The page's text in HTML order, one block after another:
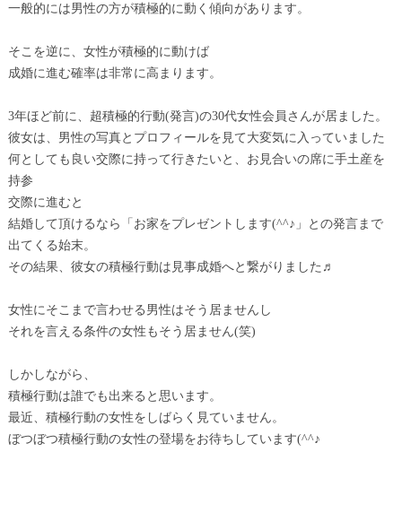
一般的には男性の方が積極的に動く傾向があります。
そこを逆に、女性が積極的に動けば
成婚に進む確率は非常に高まります。
3年ほど前に、超積極的行動(発言)の30代女性会員さんが居ました。
彼女は、男性の写真とプロフィールを見て大変気に入っていました
何としても良い交際に持って行きたいと、お見合いの席に手土産を
持参
交際に進むと
結婚して頂けるなら「お家をプレゼントします(^^♪」との発言まで
出てくる始末。
その結果、彼女の積極行動は見事成婚へと繋がりました♬
女性にそこまで言わせる男性はそう居ませんし
それを言える条件の女性もそう居ません(笑)
しかしながら、
積極行動は誰でも出来ると思います。
最近、積極行動の女性をしばらく見ていません。
ぼつぼつ積極行動の女性の登場をお待ちしています(^^♪